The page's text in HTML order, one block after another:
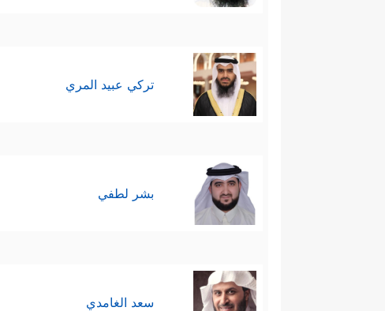
تركي عبيد المري
بشر لطفي
سعد الغامدي